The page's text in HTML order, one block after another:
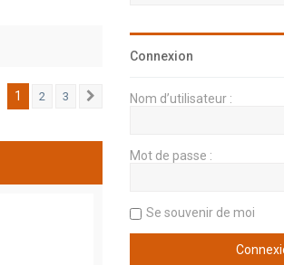
1 2 3 Suivant
Connexion
Nom d’utilisateur :
Mot de passe :
Se souvenir de moi